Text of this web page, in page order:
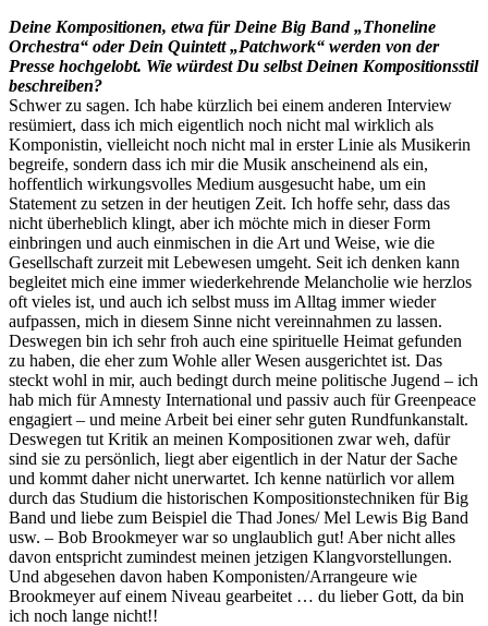
Deine Kompositionen, etwa für Deine Big Band „Thoneline
Orchestra“ oder Dein Quintett „Patchwork“ werden von der
Presse hochgelobt. Wie würdest Du selbst Deinen Kompositionsstil
beschreiben?
Schwer zu sagen. Ich habe kürzlich bei einem anderen Interview
resümiert, dass ich mich eigentlich noch nicht mal wirklich als
Komponistin, vielleicht noch nicht mal in erster Linie als Musikerin
begreife, sondern dass ich mir die Musik anscheinend als ein,
hoffentlich wirkungsvolles Medium ausgesucht habe, um ein
Statement zu setzen in der heutigen Zeit. Ich hoffe sehr, dass das
nicht überheblich klingt, aber ich möchte mich in dieser Form
einbringen und auch einmischen in die Art und Weise, wie die
Gesellschaft zurzeit mit Lebewesen umgeht. Seit ich denken kann
begleitet mich eine immer wiederkehrende Melancholie wie herzlos
oft vieles ist, und auch ich selbst muss im Alltag immer wieder
aufpassen, mich in diesem Sinne nicht vereinnahmen zu lassen.
Deswegen bin ich sehr froh auch eine spirituelle Heimat gefunden
zu haben, die eher zum Wohle aller Wesen ausgerichtet ist. Das
steckt wohl in mir, auch bedingt durch meine politische Jugend – ich
hab mich für Amnesty International und passiv auch für Greenpeace
engagiert – und meine Arbeit bei einer sehr guten Rundfunkanstalt.
Deswegen tut Kritik an meinen Kompositionen zwar weh, dafür
sind sie zu persönlich, liegt aber eigentlich in der Natur der Sache
und kommt daher nicht unerwartet. Ich kenne natürlich vor allem
durch das Studium die historischen Kompositionstechniken für Big
Band und liebe zum Beispiel die Thad Jones/ Mel Lewis Big Band
usw. – Bob Brookmeyer war so unglaublich gut! Aber nicht alles
davon entspricht zumindest meinen jetzigen Klangvorstellungen.
Und abgesehen davon haben Komponisten/Arrangeure wie
Brookmeyer auf einem Niveau gearbeitet … du lieber Gott, da bin
ich noch lange nicht!!